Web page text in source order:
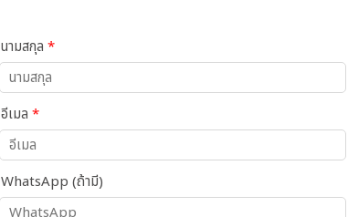
นามสกุล *
อีเมล *
WhatsApp (ถ้ามี)